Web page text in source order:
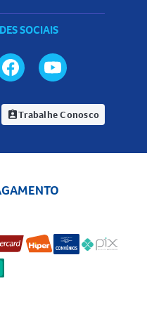
SOCIAIS
assignment_indTrabalhe Conosco